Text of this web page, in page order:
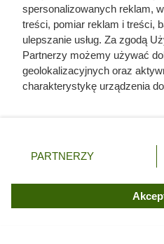
spersonalizowanych reklam,
treści, pomiar reklam i treści,
ulepszanie usług. Za zgodą
Partnerzy możemy używać
geolokalizacyjnych oraz
charakterystykę urządzenia
zmienić/wycofać klikając
znajdujący się w lewym
użytkownika, ale masz prawo
przetwarzaniu. Preferencje
PARTNERZY